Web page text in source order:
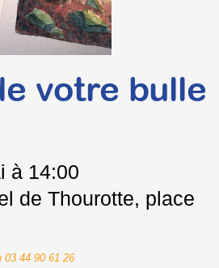
votre bulle
à 14:00
de Thourotte, place
03 44 90 61 26